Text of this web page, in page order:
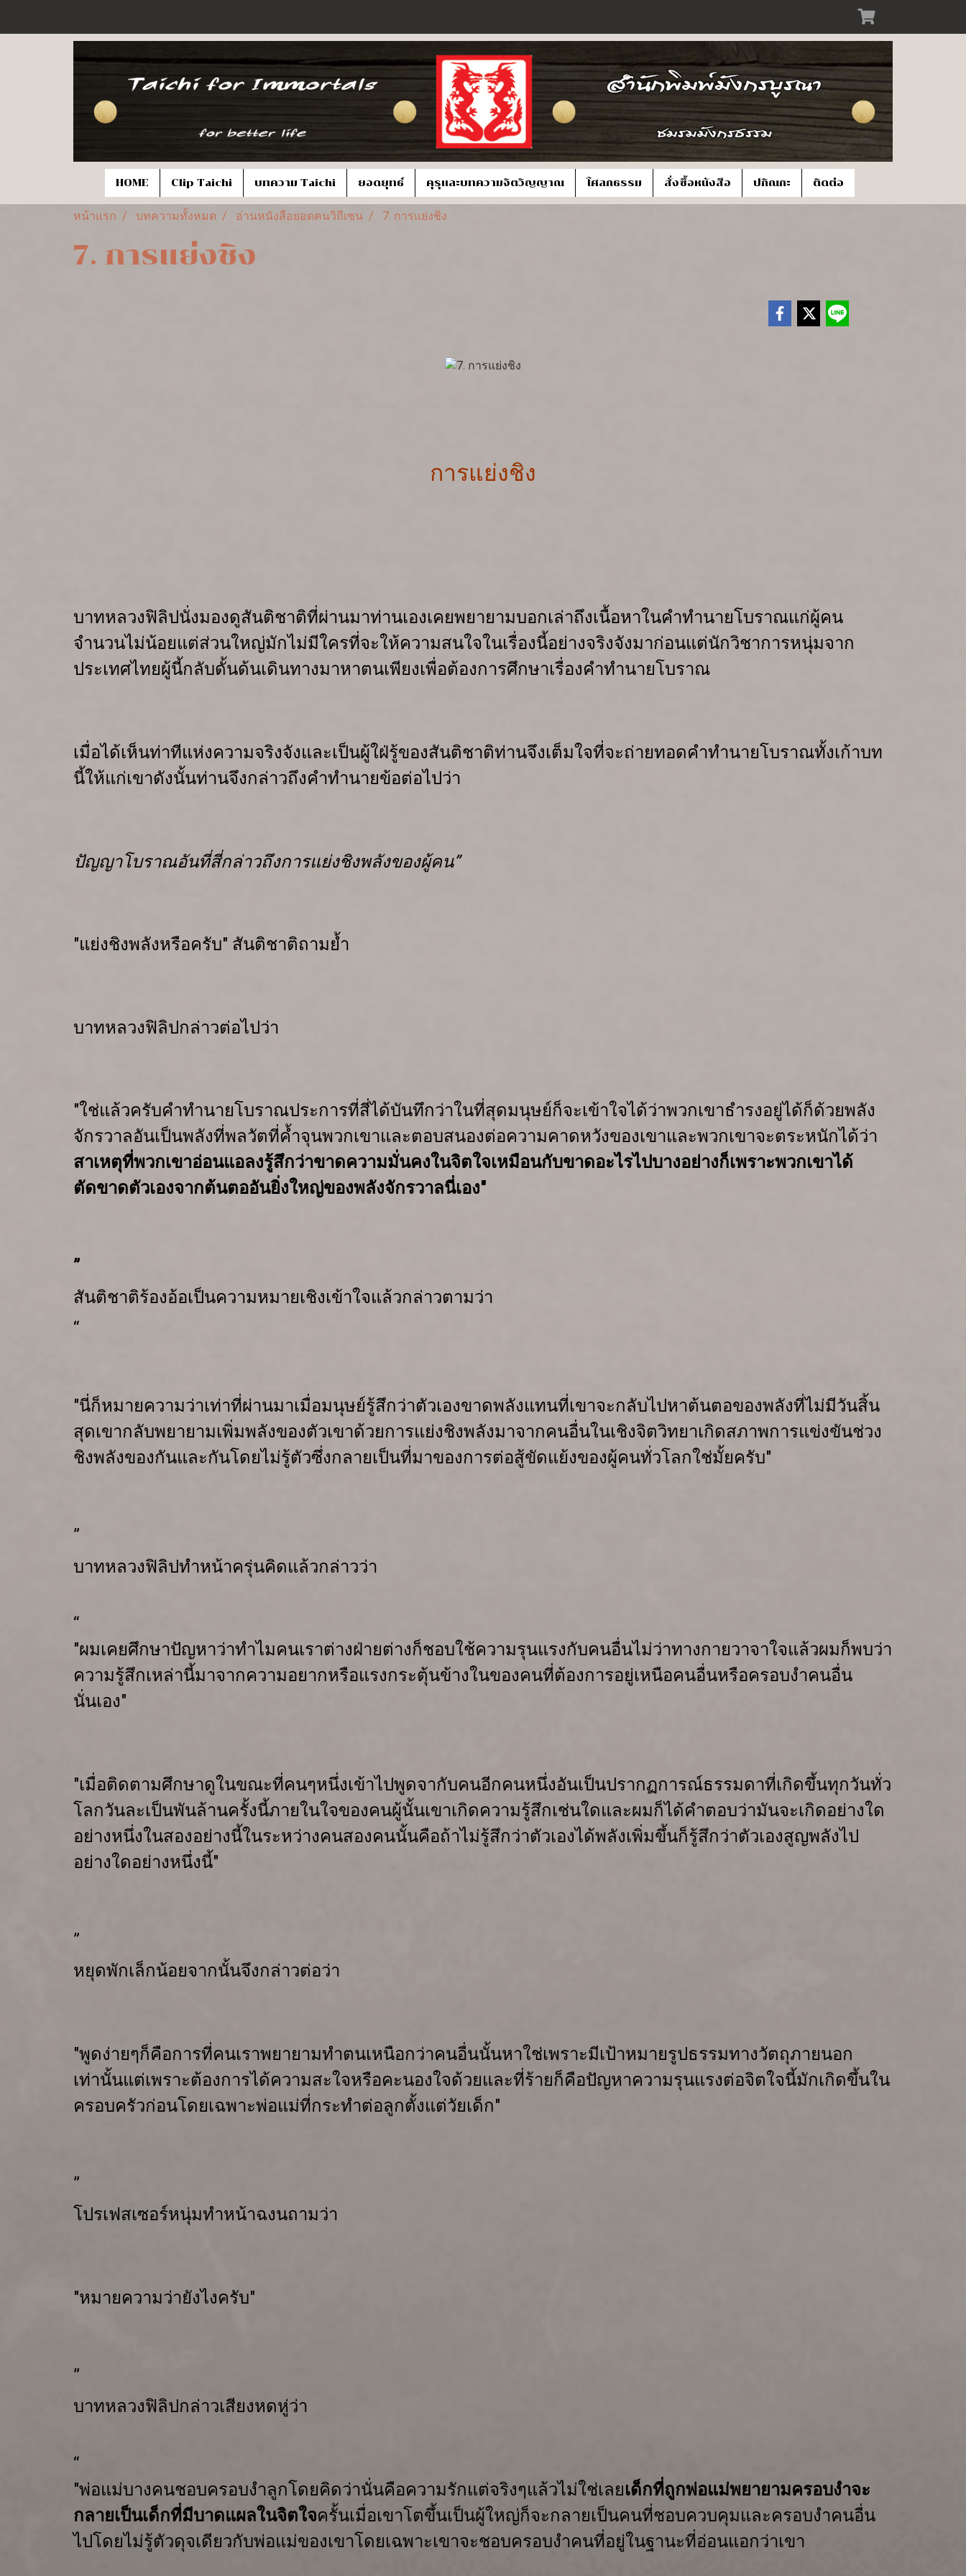
HOME Clip Taichi บทความ Taichi ยอดยุทธ์ คุรุและบทความจิตวิญญาณ โศลกธรรม สั่งซื้อหนังสือ ปกิณกะ ติดต่อ
หน้าแรก บทความทั้งหมด อ่านหนังสือยอดคนวิถีเซน 7. การแย่งชิง
7. การแย่งชิง
การแย่งชิง
บาทหลวงฟิลิปนั่งมองดูสันติชาติที่ผ่านมาท่านเองเคยพยายามบอกเล่าถึงเนื้อหาในคำทำนายโบราณแก่ผู้คน
จำนวนไม่น้อยแต่ส่วนใหญ่มักไม่มีใครที่จะให้ความสนใจในเรื่องนี้อย่างจริงจังมาก่อนแต่นักวิชาการหนุ่มจาก
ประเทศไทยผู้นี้กลับดั้นด้นเดินทางมาหาตนเพียงเพื่อต้องการศึกษาเรื่องคำทำนายโบราณ
เมื่อได้เห็นท่าทีแห่งความจริงจังและเป็นผู้ใฝ่รู้ของสันติชาติท่านจึงเต็มใจที่จะถ่ายทอดคำทำนายโบราณทั้งเก้าบท
นี้ให้แก่เขาดังนั้นท่านจึงกล่าวถึงคำทำนายข้อต่อไปว่า
ปัญญาโบราณอันที่สี่กล่าวถึงการแย่งชิงพลังของผู้คน”
"แย่งชิงพลังหรือครับ" สันติชาติถามย้ำ
บาทหลวงฟิลิปกล่าวต่อไปว่า
"ใช่แล้วครับคำทำนายโบราณประการที่สี่ได้บันทึกว่าในที่สุดมนุษย์ก็จะเข้าใจได้ว่าพวกเขาธำรงอยู่ได้ก็ด้วยพลัง
จักรวาลอันเป็นพลังที่พลวัตที่ค้ำจุนพวกเขาและตอบสนองต่อความคาดหวังของเขาและพวกเขาจะตระหนักได้ว่า
สาเหตุที่พวกเขาอ่อนแอลงรู้สึกว่าขาดความมั่นคงในจิตใจเหมือนกับขาดอะไรไปบางอย่างก็เพราะพวกเขาได้
ตัดขาดตัวเองจากต้นตออันยิ่งใหญ่ของพลังจักรวาลนี่เอง"
”
สันติชาติร้องอ้อเป็นความหมายเชิงเข้าใจแล้วกล่าวตามว่า
“
"นี่ก็หมายความว่าเท่าที่ผ่านมาเมื่อมนุษย์รู้สึกว่าตัวเองขาดพลังแทนที่เขาจะกลับไปหาต้นตอของพลังที่ไม่มีวันสิ้น
สุดเขากลับพยายามเพิ่มพลังของตัวเขาด้วยการแย่งชิงพลังมาจากคนอื่นในเชิงจิตวิทยาเกิดสภาพการแข่งขันช่วง
ชิงพลังของกันและกันโดยไม่รู้ตัวซึ่งกลายเป็นที่มาของการต่อสู้ขัดแย้งของผู้คนทั่วโลกใช่มั้ยครับ"
”
บาทหลวงฟิลิปทำหน้าครุ่นคิดแล้วกล่าวว่า
“
"ผมเคยศึกษาปัญหาว่าทำไมคนเราต่างฝ่ายต่างก็ชอบใช้ความรุนแรงกับคนอื่นไม่ว่าทางกายวาจาใจแล้วผมก็พบว่า
ความรู้สึกเหล่านี้มาจากความอยากหรือแรงกระตุ้นข้างในของคนที่ต้องการอยู่เหนือคนอื่นหรือครอบงำคนอื่น
นั่นเอง"
"เมื่อติดตามศึกษาดูในขณะที่คนๆหนึ่งเข้าไปพูดจากับคนอีกคนหนึ่งอันเป็นปรากฏการณ์ธรรมดาที่เกิดขึ้นทุกวันทั่ว
โลกวันละเป็นพันล้านครั้งนี้ภายในใจของคนผู้นั้นเขาเกิดความรู้สึกเช่นใดและผมก็ได้คำตอบว่ามันจะเกิดอย่างใด
อย่างหนึ่งในสองอย่างนี้ในระหว่างคนสองคนนั้นคือถ้าไม่รู้สึกว่าตัวเองได้พลังเพิ่มขึ้นก็รู้สึกว่าตัวเองสูญพลังไป
อย่างใดอย่างหนึ่งนี้"
”
หยุดพักเล็กน้อยจากนั้นจึงกล่าวต่อว่า
"พูดง่ายๆก็คือการที่คนเราพยายามทำตนเหนือกว่าคนอื่นนั้นหาใช่เพราะมีเป้าหมายรูปธรรมทางวัตถุภายนอก
เท่านั้นแต่เพราะต้องการได้ความสะใจหรือคะนองใจด้วยและที่ร้ายก็คือปัญหาความรุนแรงต่อจิตใจนี้มักเกิดขึ้นใน
ครอบครัวก่อนโดยเฉพาะพ่อแม่ที่กระทำต่อลูกตั้งแต่วัยเด็ก"
”
โปรเฟสเซอร์หนุ่มทำหน้าฉงนถามว่า
"หมายความว่ายังไงครับ"
”
บาทหลวงฟิลิปกล่าวเสียงหดหู่ว่า
“
"พ่อแม่บางคนชอบครอบงำลูกโดยคิดว่านั่นคือความรักแต่จริงๆแล้วไม่ใช่เลยเด็กที่ถูกพ่อแม่พยายามครอบงำจะ
กลายเป็นเด็กที่มีบาดแผลในจิตใจครั้นเมื่อเขาโตขึ้นเป็นผู้ใหญ่ก็จะกลายเป็นคนที่ชอบควบคุมและครอบงำคนอื่น
ไปโดยไม่รู้ตัวดุจเดียวกับพ่อแม่ของเขาโดยเฉพาะเขาจะชอบครอบงำคนที่อยู่ในฐานะที่อ่อนแอกว่าเขา